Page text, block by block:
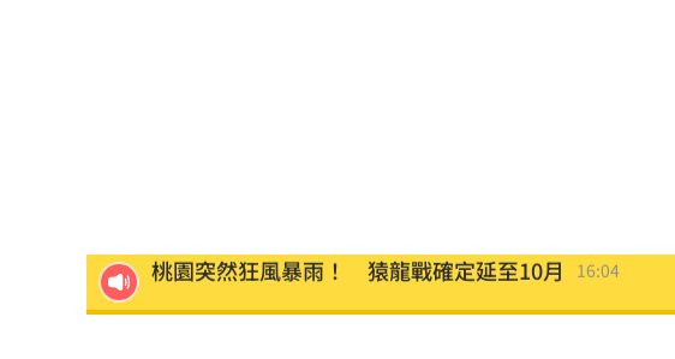
他曝秘密會議：蔣萬安早知疫苗採購真相 16:04